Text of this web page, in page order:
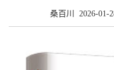
桑百川 2026-01-